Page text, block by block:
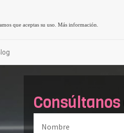
que aceptas su uso.Más información
Consúltanos